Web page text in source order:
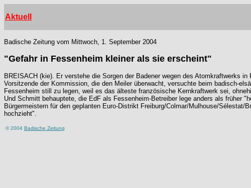
Aktuell
Badische Zeitung vom Mittwoch, 1. September 2004
"Gefahr in Fessenheim kleiner als sie erscheint"
BREISACH (kie). Er verstehe die Sorgen der Badener wegen des Atomkraftwerks
Vorsitzende der Kommission, die den Meiler überwacht, versuchte beim badisch-
Fessenheim still zu legen, weil es das älteste französische Kernkraftwerk sei,
Und Schmitt behauptete, die EdF als Fessenheim-Betreiber lege anders als früher
Bürgermeistern für den geplanten Euro-Distrikt Freiburg/Colmar/Mulhouse/
hochzieht".
© 2004 Badische Zeitung